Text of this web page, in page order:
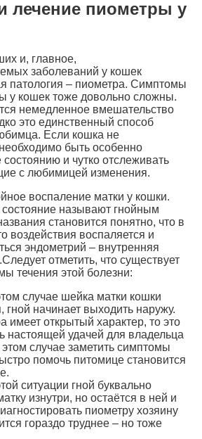
лечение пиометры у
и, главное,
заболеваний у кошек
патология – пиометра. Симптомы
у кошек тоже довольно сложны.
немедленное вмешательство
это единственный способ
Если кошка не
быть особенно
и чутко отслеживать
с любимицей изменения.
воспаление матки у кошки.
называют гнойным
становится понятно, что в
воздействия воспаляется и
эндометрий – внутренняя
отметить, что существует
течения этой болезни:
случае шейка матки кошки
гной начинает выходить наружу.
имеет открытый характер, то это
настоящей удачей для владельца
случае заметить симптомы
помочь питомице становится
ситуации гной буквально
изнутри, но остаётся в ней и
пиометру хозяину
гораздо труднее – но тоже